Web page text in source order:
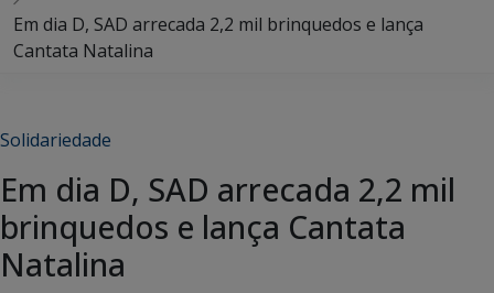
Em dia D, SAD arrecada 2,2 mil brinquedos e lança
Cantata Natalina
Solidariedade
Em dia D, SAD arrecada 2,2 mil
brinquedos e lança Cantata
Natalina